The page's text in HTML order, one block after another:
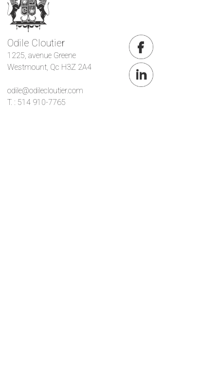
Odile Cloutier
1225, avenue Greene
Westmount, Qc H3Z 2A4
odile@odilecloutier.com
T. : 514 910-7765